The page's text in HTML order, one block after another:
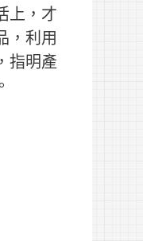
上，才
，利用
指明產